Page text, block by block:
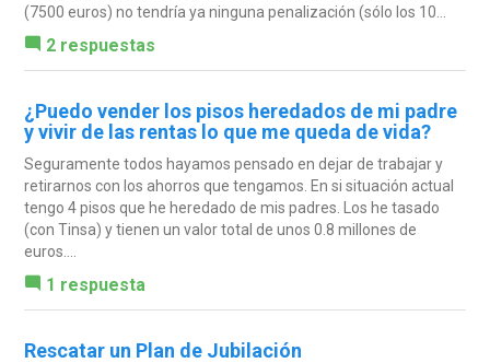
(7500 euros) no tendría ya ninguna penalización (sólo los 10...
2 respuestas
¿Puedo vender los pisos heredados de mi padre
y vivir de las rentas lo que me queda de vida?
Seguramente todos hayamos pensado en dejar de trabajar y
retirarnos con los ahorros que tengamos. En si situación actual
tengo 4 pisos que he heredado de mis padres. Los he tasado
(con Tinsa) y tienen un valor total de unos 0.8 millones de
euros....
1 respuesta
Rescatar un Plan de Jubilación